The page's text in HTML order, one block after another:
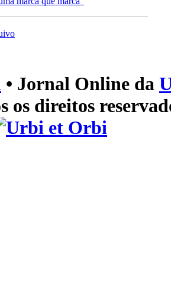
• Jornal Online da
os direitos